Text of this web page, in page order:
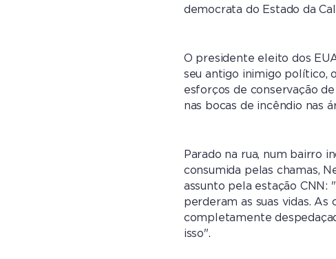
democrata do Estado da
O presidente eleito dos
seu antigo inimigo político,
esforços de conservação
nas bocas de incêndio nas
Parado na rua, num bairro
consumida pelas chamas,
assunto pela estação CNN:
perderam as suas vidas. As
completamente
isso".